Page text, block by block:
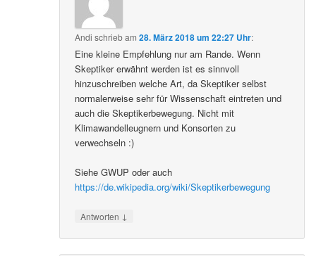
Andi schriebam28. März 2018 um 22:27 Uhr:
Eine kleine Empfehlung nur am Rande. Wenn
Skeptiker erwähnt werden ist es sinnvoll
hinzuschreiben welche Art, da Skeptiker selbst
normalerweise sehr für Wissenschaft eintreten und
auch die Skeptikerbewegung. Nicht mit
Klimawandelleugnern und Konsorten zu
verwechseln :)
Siehe GWUP oder auch
https://de.wikipedia.org/wiki/Skeptikerbewegung
Antworten ↓